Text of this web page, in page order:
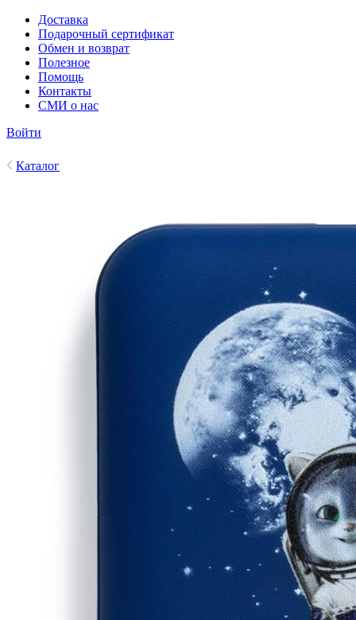
Доставка
Подарочный сертификат
Обмен и возврат
Полезное
Помощь
Контакты
СМИ о нас
Войти
Каталог